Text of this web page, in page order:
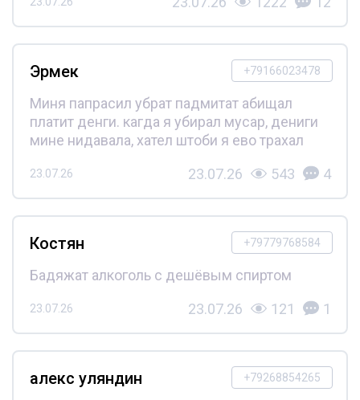
+79166023478
Эрмек
Миня папрасил убрат падмитат абищал
платит денги. кагда я убирал мусар, дениги
мине нидавала, хател штоби я ево трахал
23.07.26 23.07.26 543 4
+79779768584
Костян
Бадяжат алкоголь с дешёвым спиртом
23.07.26 23.07.26 121 1
+79268854265
алекс уляндин